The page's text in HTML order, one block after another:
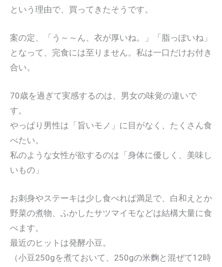
という理由で、買ってきたそうです。
案の定、「う～～ん、衣が厚いね。」「脂っぽいね」
となって、完食には至りません。私は一口だけお付き
合い。
70歳を過ぎて実感するのは、男女の味覚の違いで
す。
やっぱり男性は「旨いモノ」に目がなく、たくさん食
べたい。
私のような女性が欲するのは「身体に優しく、美味し
いもの」
お刺身やステーキは少し食べれば満足で、白和えとか
野菜の煮物、ふかしたサツマイモなどは結構大量に食
べます。
最近のヒットは発酵小豆。
（小豆250gを煮ておいて、250gの米麴と混ぜて12時